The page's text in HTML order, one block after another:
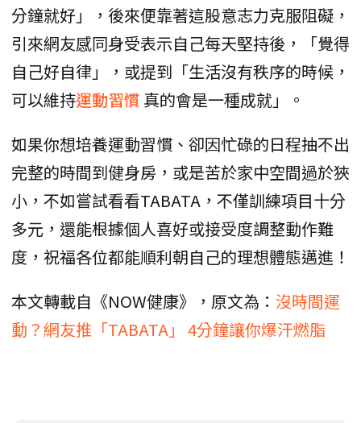
分鐘就好」，後來便靠著這股意志力克服阻礙，
引來網友感同身受表示自己每天堅持後，「覺得
自己好自律」，或提到「生活沒有秩序的時候，
可以維持運動習慣 真的會是一種成就」。
如果你想培養運動習慣、卻因忙碌的日程抽不出
完整的時間到健身房，或是苦於家中空間過於狹
小，不如嘗試看看TABATA，不僅訓練項目十分
多元，還能根據個人喜好或接受度調整動作難
度，祝福各位都能順利朝自己的理想體態邁進！
本文轉載自《NOW健康》，原文為： 沒時間運
動？網友推「TABATA」 4分鐘讓你爆汗燃脂